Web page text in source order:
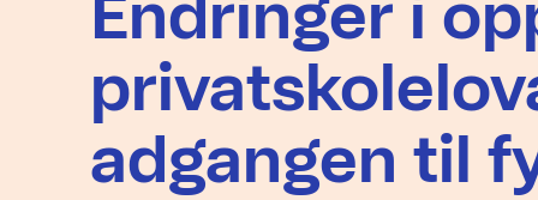
adgangen til